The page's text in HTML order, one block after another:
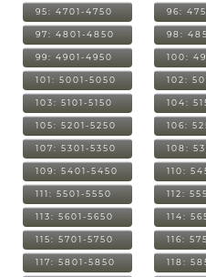
95: 4701-4750 96:
97: 4801-4850 98:
99: 4901-4950 100:
101: 5001-5050 102:
103: 5101-5150 104:
105: 5201-5250 106:
107: 5301-5350 108:
109: 5401-5450 110:
111: 5501-5550 112:
113: 5601-5650 114:
115: 5701-5750 116:
117: 5801-5850 118: